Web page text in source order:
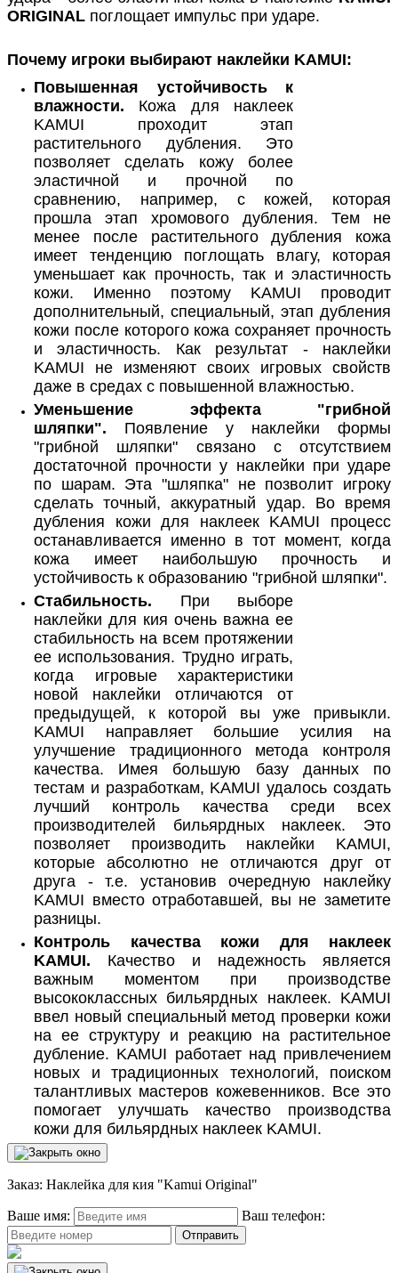
ORIGINAL поглощает импульс при ударе.
Почему игроки выбирают наклейки KAMUI:
Повышенная устойчивость к
влажности. Кожа для наклеек
KAMUI проходит этап
растительного дубления. Это
позволяет сделать кожу более
эластичной и прочной по
сравнению, например, с кожей, которая
прошла этап хромового дубления. Тем не
менее после растительного дубления кожа
имеет тенденцию поглощать влагу, которая
уменьшает как прочность, так и эластичность
кожи. Именно поэтому KAMUI проводит
дополнительный, специальный, этап дубления
кожи после которого кожа сохраняет прочность
и эластичность. Как результат - наклейки
KAMUI не изменяют своих игровых свойств
даже в средах с повышенной влажностью.
Уменьшение эффекта "грибной
шляпки". Появление у наклейки формы
"грибной шляпки" связано с отсутствием
достаточной прочности у наклейки при ударе
по шарам. Эта "шляпка" не позволит игроку
сделать точный, аккуратный удар. Во время
дубления кожи для наклеек KAMUI процесс
останавливается именно в тот момент, когда
кожа имеет наибольшую прочность и
устойчивость к образованию "грибной шляпки".
Стабильность. При выборе
наклейки для кия очень важна ее
стабильность на всем протяжении
ее использования. Трудно играть,
когда игровые характеристики
новой наклейки отличаются от
предыдущей, к которой вы уже привыкли.
KAMUI направляет большие усилия на
улучшение традиционного метода контроля
качества. Имея большую базу данных по
тестам и разработкам, KAMUI удалось создать
лучший контроль качества среди всех
производителей бильярдных наклеек. Это
позволяет производить наклейки KAMUI,
которые абсолютно не отличаются друг от
друга - т.е. установив очередную наклейку
KAMUI вместо отработавшей, вы не заметите
разницы.
Контроль качества кожи для наклеек
KAMUI. Качество и надежность является
важным моментом при производстве
высококлассных бильярдных наклеек. KAMUI
ввел новый специальный метод проверки кожи
на ее структуру и реакцию на растительное
дубление. KAMUI работает над привлечением
новых и традиционных технологий, поиском
талантливых мастеров кожевенников. Все это
помогает улучшать качество производства
кожи для бильярдных наклеек KAMUI.
Заказ: Наклейка для кия "Kamui Original"
Ваше имя: Ваш телефон: